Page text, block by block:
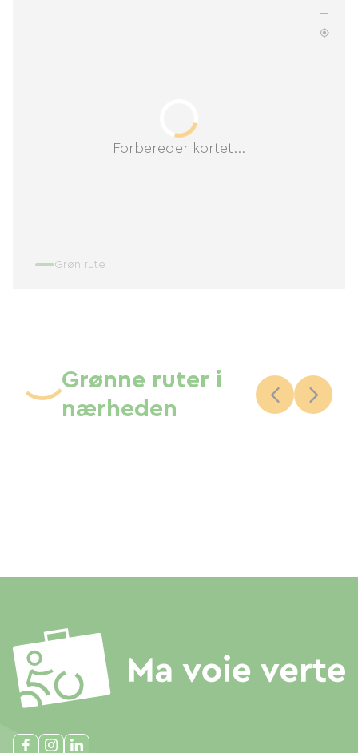
Forbereder kortet...
Grøn rute
Grønne ruter i
nærheden